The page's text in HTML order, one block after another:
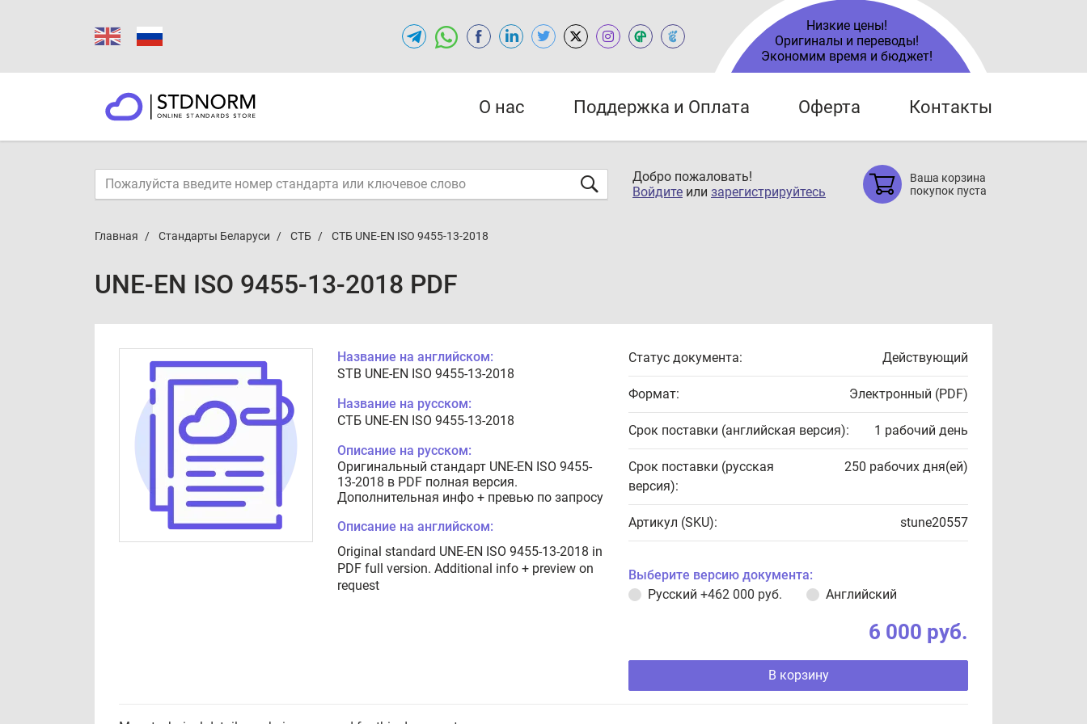
Низкие цены!
Оригиналы и переводы!
Экономим время и бюджет!
О нас Поддержка и Оплата Оферта Контакты
Добро пожаловать!
Войдите или зарегистрируйтесь
Ваша корзина
покупок пуста
Главная Стандарты Беларуси СТБ СТБ UNE-EN ISO 9455-13-2018
UNE-EN ISO 9455-13-2018 PDF
Название на английском:
STB UNE-EN ISO 9455-13-2018
Название на русском:
СТБ UNE-EN ISO 9455-13-2018
Описание на русском:
Оригинальный стандарт UNE-EN ISO 9455-
13-2018 в PDF полная версия.
Дополнительная инфо + превью по запросу
Описание на английском:
Original standard UNE-EN ISO 9455-13-2018 in
PDF full version. Additional info + preview on
request
Статус документа: Действующий
Формат: Электронный (PDF)
Срок поставки (английская версия): 1 рабочий день
Срок поставки (русская
версия):
250 рабочих дня(ей)
Артикул (SKU): stune20557
Выберите версию документа:
Русский +462 000 руб. Английский
6 000 руб.
В корзину